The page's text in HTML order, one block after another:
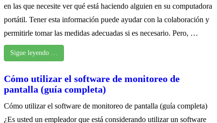
en las que necesite ver qué está haciendo alguien en su computadora
portátil. Tener esta información puede ayudar con la colaboración y
permitirle tomar las medidas adecuadas si es necesario. Pero, …
Sigue leyendo …
Cómo utilizar el software de monitoreo de
pantalla (guía completa)
Cómo utilizar el software de monitoreo de pantalla (guía completa)
¿Es usted un empleador que está considerando utilizar un software